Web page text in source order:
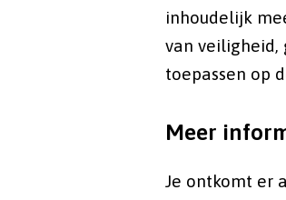
inhoudelijk
van veiligheid,
toepassen op
Meer
Je ontkomt er